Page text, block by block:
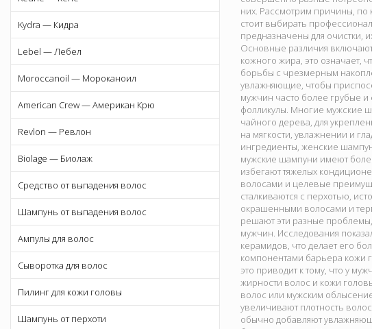
Kydra — Кидра
Lebel — Лебел
Moroccanoil — Мороканоил
American Crew — Американ Крю
Revlon — Ревлон
Biolage — Биолаж
Средство от выпадения волос
Шампунь от выпадения волос
Ампулы для волос
Сыворотка для волос
Пилинг для кожи головы
Шампунь от перхоти
них. Рассмотрим причины, по
стоит выбирать
предназначены для очистки,
Основные различия
кожного жира, это
борьбы с чрезмерным
увлажняющие, чтобы
мужчин часто более грубые
фолликулы. Многие мужские
чайного дерева, для
на мягкости, увлажнении и
ингредиенты, женские
мужские шампуни имеют
избегают тяжелых
волосами и целевые
сталкиваются с перхотью,
окрашенными волосами и
решают эти разные
мужчин. Исследования
керамидов, что делает его
компонентами барьера кожи
это приводит к тому, что у
жирности волос и кожи
волос или мужским
увеличивают плотность
обычно добавляют